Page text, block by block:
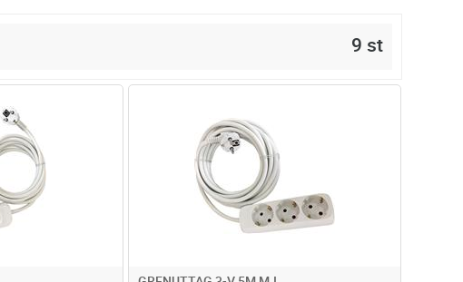
9 st
i kundvagn